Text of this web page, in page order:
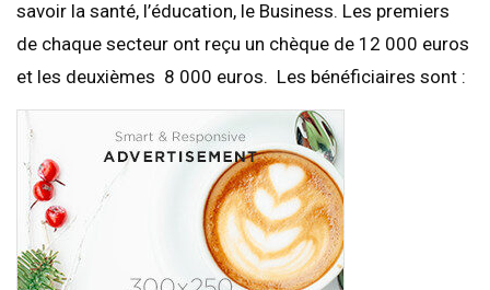
savoir la santé, l’éducation, le Business. Les premiers
de chaque secteur ont reçu un chèque de 12 000 euros
et les deuxièmes 8 000 euros. Les bénéficiaires sont :